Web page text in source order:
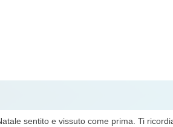
sentito e vissuto come prima. Ti